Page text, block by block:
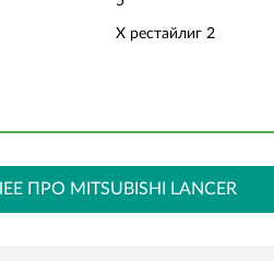
X рестайлиг 2
ПРО MITSUBISHI LANCER